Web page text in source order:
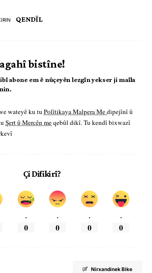
QENDÎL
bistîne!
abone em ê nûçeyên lezgîn yekser ji maîla
wateyê ku tu Polîtikaya Malpera Medipejînî û
Şert û Mercên meqebûl dikî. Tu kendî bixwazî
Çi Difikirî?
.
0
.
0
.
0
.
0
Nirxandinek Bike